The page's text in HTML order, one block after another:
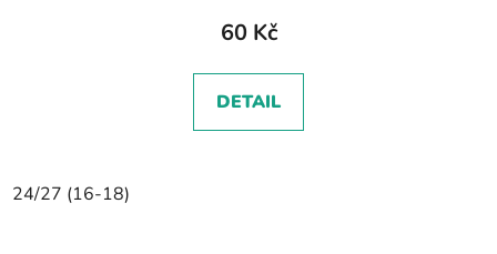
60 Kč
DETAIL
24/27 (16-18)